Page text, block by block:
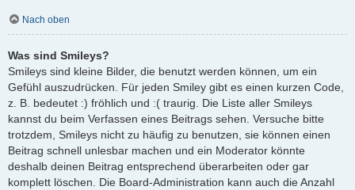
Nach oben
Was sind Smileys?
Smileys sind kleine Bilder, die benutzt werden können, um ein
Gefühl auszudrücken. Für jeden Smiley gibt es einen kurzen Code,
z. B. bedeutet :) fröhlich und :( traurig. Die Liste aller Smileys
kannst du beim Verfassen eines Beitrags sehen. Versuche bitte
trotzdem, Smileys nicht zu häufig zu benutzen, sie können einen
Beitrag schnell unlesbar machen und ein Moderator könnte
deshalb deinen Beitrag entsprechend überarbeiten oder gar
komplett löschen. Die Board-Administration kann auch die Anzahl